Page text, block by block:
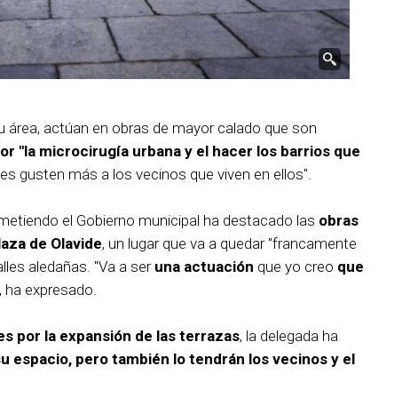
área, actúan en obras de mayor calado que son
"la microcirugía urbana y el hacer los barrios que
gusten más a los vecinos que viven en ellos".
el Gobierno municipal ha destacado las obras
de Olavide, un lugar que va a quedar "francamente
aledañas. "Va a ser una actuación que yo creo que
, ha expresado.
por la expansión de las terrazas, la delegada ha
espacio, pero también lo tendrán los vecinos y el